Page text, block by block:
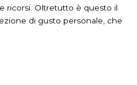
ricorsi. Oltretutto è questo il
di gusto personale, che